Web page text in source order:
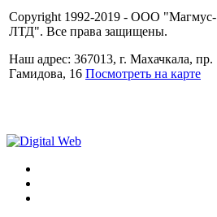
Copyright 1992-2019 - ООО "Магмус-
ЛТД". Все права защищены.
Наш адрес: 367013, г. Махачкала, пр.
Гамидова, 16 Посмотреть на карте